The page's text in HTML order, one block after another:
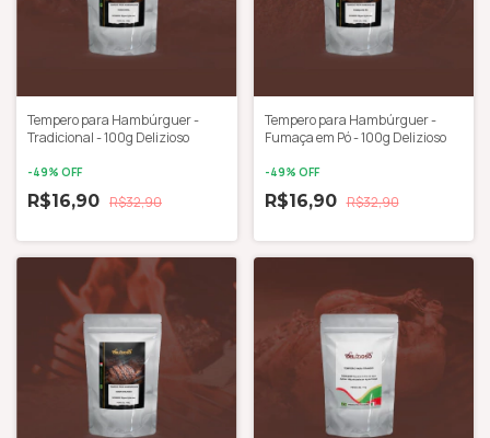
Tempero para Hambúrguer -
Tradicional - 100g Delizioso
-49% OFF
R$16,90 R$32,90
Tempero para Hambúrguer -
Fumaça em Pó - 100g Delizioso
-49% OFF
R$16,90 R$32,90